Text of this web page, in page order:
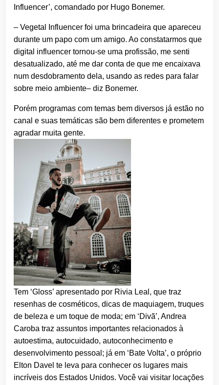
Influencer’, comandado por Hugo Bonemer.
– Vegetal Influencer foi uma brincadeira que apareceu
durante um papo com um amigo. Ao constatarmos que
digital influencer tornou-se uma profissão, me senti
desatualizado, até me dar conta de que me encaixava
num desdobramento dela, usando as redes para falar
sobre meio ambiente– diz Bonemer.
Porém programas com temas bem diversos já estão no
canal e suas temáticas são bem diferentes e prometem
agradar muita gente.
Tem ‘Gloss’ apresentado por Rivia Leal, que traz
resenhas de cosméticos, dicas de maquiagem, truques
de beleza e um toque de moda; em ‘Divã’, Andrea
Caroba traz assuntos importantes relacionados à
autoestima, autocuidado, autoconhecimento e
desenvolvimento pessoal; já em ‘Bate Volta’, o próprio
Elton Davel te leva para conhecer os lugares mais
incríveis dos Estados Unidos. Você vai visitar locações